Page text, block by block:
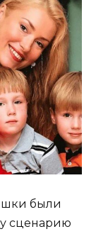
были
сценарию